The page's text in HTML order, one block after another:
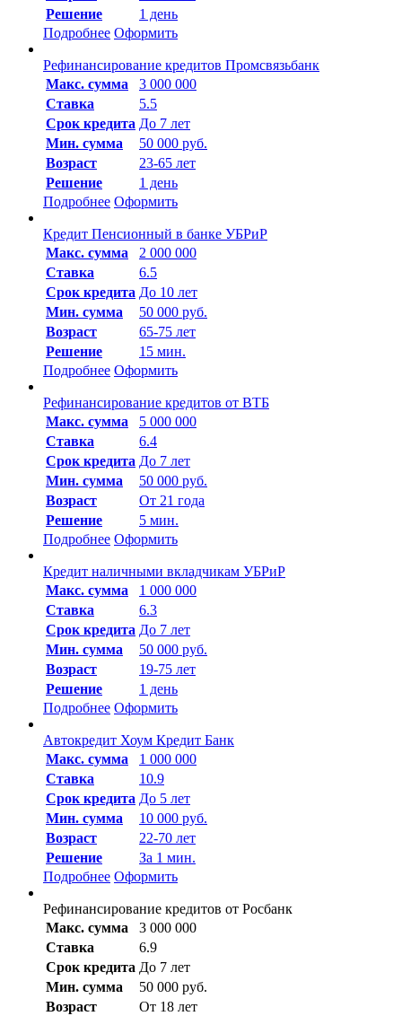
Решение
1 день
Подробнее Оформить
Рефинансирование кредитов Промсвязьбанк
Макc. сумма
3 000 000
Ставка
5.5
Срок кредита До 7 лет
Мин. сумма
50 000 руб.
Возраст
23-65 лет
Решение
1 день
Подробнее Оформить
Кредит Пенсионный в банке УБРиР
Макc. сумма
2 000 000
Ставка
6.5
Срок кредита До 10 лет
Мин. сумма
50 000 руб.
Возраст
65-75 лет
Решение
15 мин.
Подробнее Оформить
Рефинансирование кредитов от ВТБ
Макc. сумма
5 000 000
Ставка
6.4
Срок кредита До 7 лет
Мин. сумма
50 000 руб.
Возраст
От 21 года
Решение
5 мин.
Подробнее Оформить
Кредит наличными вкладчикам УБРиР
Макc. сумма
1 000 000
Ставка
6.3
Срок кредита До 7 лет
Мин. сумма
50 000 руб.
Возраст
19-75 лет
Решение
1 день
Подробнее Оформить
Автокредит Хоум Кредит Банк
Макc. сумма
1 000 000
Ставка
10.9
Срок кредита До 5 лет
Мин. сумма
10 000 руб.
Возраст
22-70 лет
Решение
За 1 мин.
Подробнее Оформить
Рефинансирование кредитов от Росбанк
Макc. сумма
3 000 000
Ставка
6.9
Срок кредита До 7 лет
Мин. сумма
50 000 руб.
Возраст
От 18 лет